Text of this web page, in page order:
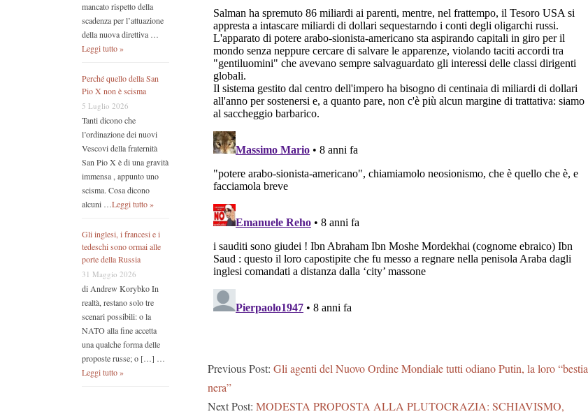
mancato rispetto della
scadenza per l’attuazione
della nuova direttiva …
Leggi tutto »
Perché quello della San
Pio X non è scisma
5 Luglio 2026
Tanti dicono che
l’ordinazione dei nuovi
Vescovi della fraternità
San Pio X è di una gravità
immensa , appunto uno
scisma. Cosa dicono
alcuni …Leggi tutto »
Gli inglesi, i francesi e i
tedeschi sono ormai alle
porte della Russia
31 Maggio 2026
di Andrew Korybko In
realtà, restano solo tre
scenari possibili: o la
NATO alla fine accetta
una qualche forma delle
proposte russe; o […] …
Leggi tutto »
Previous Post: Gli agenti del Nuovo Ordine Mondiale tutti odiano Putin, la loro “bestia
nera”
Next Post: MODESTA PROPOSTA ALLA PLUTOCRAZIA: SCHIAVISMO,